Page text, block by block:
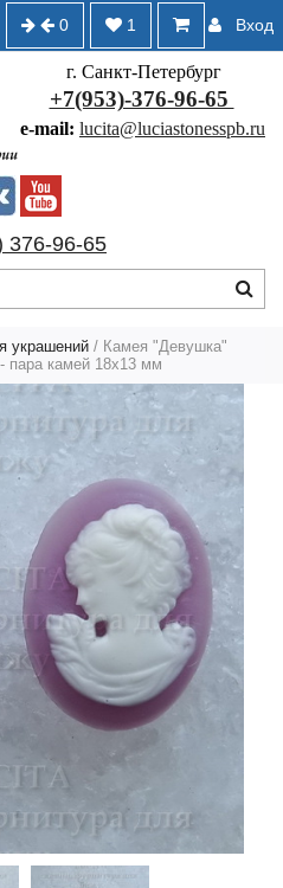
Вход
1
0
г. Санкт-Петербург
+7(953)-376-96-65
e-mail: lucita@luciastonesspb.ru
376-96-65
украшений / Камея "Девушка"
пара камей 18х13 мм